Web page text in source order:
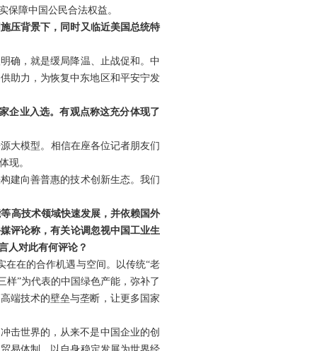
保障中国公民合法权益。
压背景下，同时又临近美国总统特
确，就是缓局降温、止战促和。中
助力，为恢复中东地区和平安宁发
企业入选。有观点称这充分体现了
大模型。相信在座各位记者朋友们
现。
建向善普惠的技术创新生态。我们
高技术领域快速发展，并依赖国外
评论称，有关论调忽视中国工业生
人对此有何评论？
在在的合作机遇与空间。以传统“老
样”为代表的中国绿色产能，弥补了
端技术的壁垒与垄断，让更多国家
击世界的，从来不是中国企业的创